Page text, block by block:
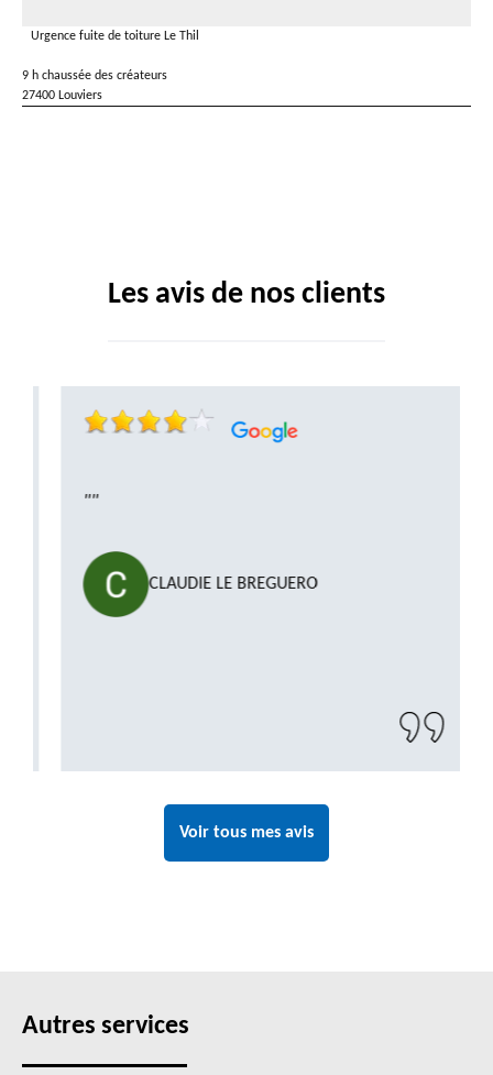
Urgence fuite de toiture Le Thil
9 h chaussée des créateurs
27400 Louviers
Les avis de nos clients
CLAUDIE LE BREGUERO
Voir tous mes avis
Autres services